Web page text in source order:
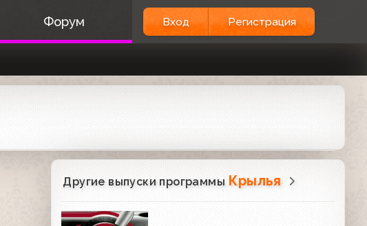
Форум Вход Регистрация
Другие выпуски программы Крылья